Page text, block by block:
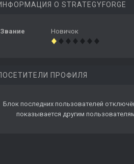
О STRATEGYFORGE
Звание Новичок
ПРОФИЛЯ
Блок последних пользователей
показывается другим